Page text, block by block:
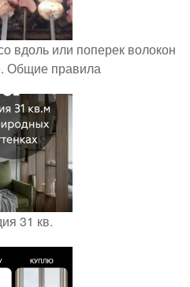
вдоль или поперек волокон
Общие правила
31 кв.